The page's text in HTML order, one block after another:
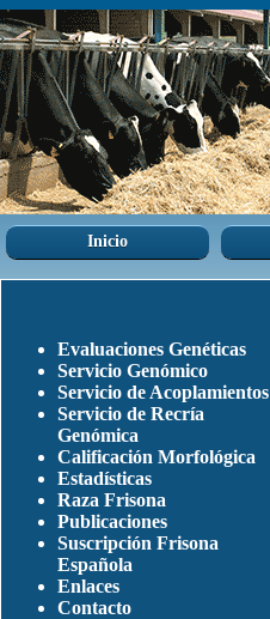
Inicio
Evaluaciones Genéticas
Servicio Genómico
Servicio de Acoplamientos
Servicio de Recría
Genómica
Calificación Morfológica
Estadísticas
Raza Frisona
Publicaciones
Suscripción Frisona
Española
Enlaces
Contacto